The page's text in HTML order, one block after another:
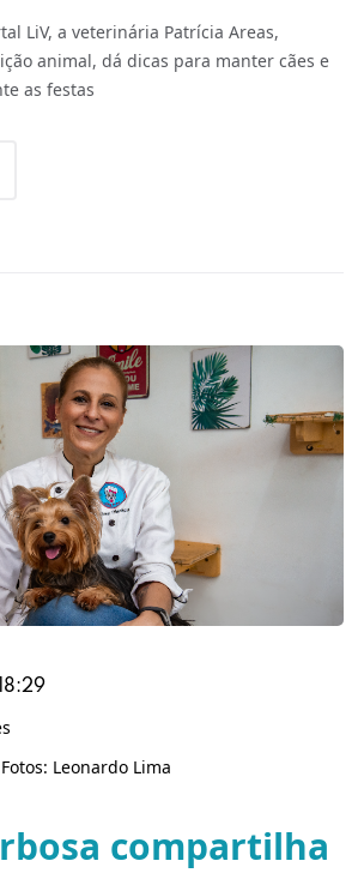
LiV, a veterinária Patrícia Areas,
animal, dá dicas para manter cães e
as festas
Leonardo Lima
compartilha